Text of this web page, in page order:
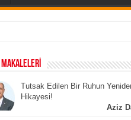
Tutsak Edilen Bir Ruhun
Hikayesi!
Aziz